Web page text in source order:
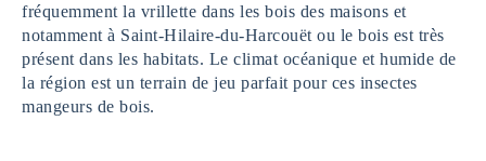
fréquemment la vrillette dans les bois des maisons et
notamment à Saint-Hilaire-du-Harcouët ou le bois est très
présent dans les habitats. Le climat océanique et humide de
la région est un terrain de jeu parfait pour ces insectes
mangeurs de bois.